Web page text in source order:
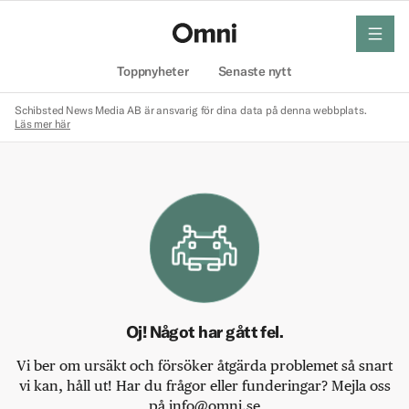
Toppnyheter Senaste nytt
meny
Schibsted News Media AB är ansvarig för dina data på denna webbplats.
Läs mer här
Oj! Något har gått fel.
Vi ber om ursäkt och försöker åtgärda problemet så snart
vi kan, håll ut! Har du frågor eller funderingar? Mejla oss